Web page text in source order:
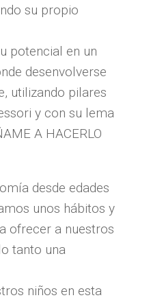
su propio
potencial en un
desenvolverse
utilizando pilares
y con su lema
A HACERLO
desde edades
unos hábitos y
ofrecer a nuestros
tanto una
niños en esta